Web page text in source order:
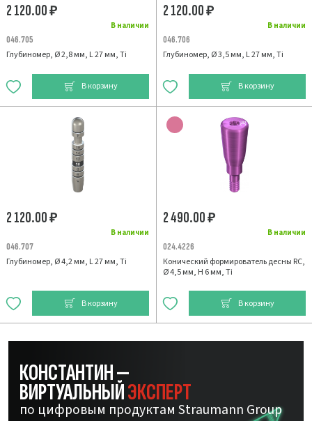
В наличии
2 120.00₽
046.705
Глубиномер, Ø 2,8 мм, L 27 мм, Ti
В корзину
В наличии
2 120.00₽
046.706
Глубиномер, Ø 3,5 мм, L 27 мм, Ti
В корзину
В наличии
2 120.00₽
046.707
Глубиномер, Ø 4,2 мм, L 27 мм, Ti
В корзину
В наличии
2 490.00₽
024.4226
Конический формирователь десны RC,
Ø 4,5 мм, H 6 мм, Ti
В корзину
КОНСТАНТИН —
ВИРТУАЛЬНЫЙЭКСПЕРТ
по цифровым продуктам Straumann Group